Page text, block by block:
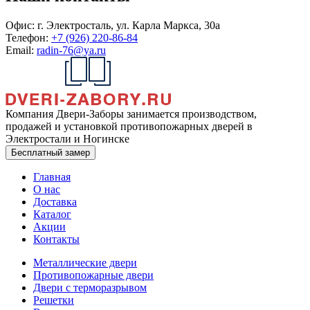
Офис: г. Электросталь, ул. Карла Маркса, 30а
Телефон: +7 (926) 220-86-84
Email: radin-76@ya.ru
Компания Двери-Заборы занимается производством,
продажей и установкой противопожарных дверей в
Электростали и Ногинске
Бесплатный замер
Главная
О нас
Доставка
Каталог
Акции
Контакты
Металлические двери
Противопожарные двери
Двери с терморазрывом
Решетки